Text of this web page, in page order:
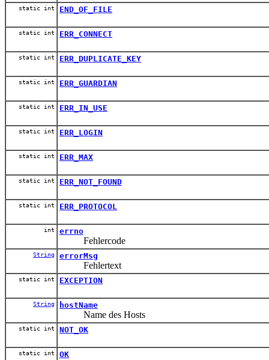
static int END_OF_FILE
static int ERR_CONNECT
static int ERR_DUPLICATE_KEY
static int ERR_GUARDIAN
static int ERR_IN_USE
static int ERR_LOGIN
static int ERR_MAX
static int ERR_NOT_FOUND
static int ERR_PROTOCOL
int errno
Fehlercode
String errorMsg
Fehlertext
static int EXCEPTION
String hostName
Name des Hosts
static int NOT_OK
static int OK